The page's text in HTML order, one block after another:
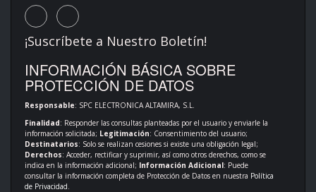
¡Suscríbete a Nuestro Boletín!
INFORMACIÓN BÁSICA SOBRE
PROTECCIÓN DE DATOS
Responsable: SPC ELECTRONICA ALTAMIRA, S.L.
Finalidad: Responder las consultas planteadas por el usuario y enviarle la
información solicitada; Legitimación: Consentimiento del usuario;
Destinatarios: Solo se realizan cesiones si existe una obligación legal;
Derechos: Acceder, rectificar y suprimir, así como otros derechos, como se
indica en la información adicional; Información Adicional: Puede
consultar la información completa de Protección de Datos en nuestra Política
de Privacidad